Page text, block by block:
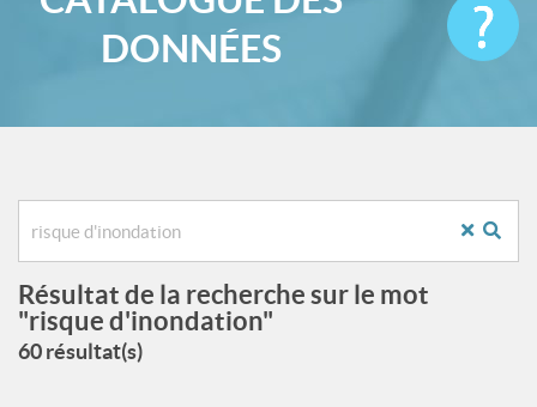
DONNÉES
Résultat de la recherche sur le mot
"risque d'inondation"
60 résultat(s)